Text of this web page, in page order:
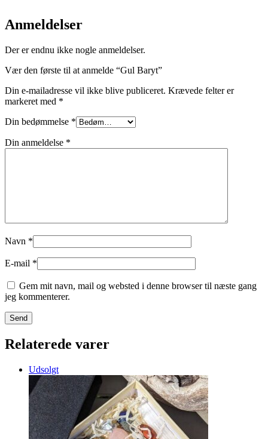
Anmeldelser
Der er endnu ikke nogle anmeldelser.
Vær den første til at anmelde “Gul Baryt”
Din e-mailadresse vil ikke blive publiceret. Krævede felter er
markeret med *
Din bedømmelse *
Din anmeldelse *
Navn *
E-mail *
Gem mit navn, mail og websted i denne browser til næste gang
jeg kommenterer.
Relaterede varer
Udsolgt